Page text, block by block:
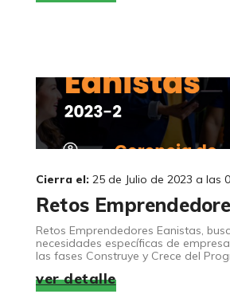
Cierra el: 25 de Julio de 2023 a las
Retos
Retos Emprendedores Eanistas,
necesidades específicas de
las fases Construye y Crece del
ver detalle